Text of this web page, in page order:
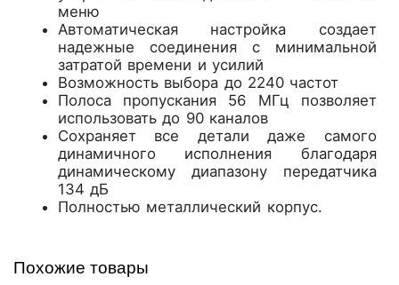
меню
Автоматическая настройка создает
надежные соединения с минимальной
затратой времени и усилий
Возможность выбора до 2240 частот
Полоса пропускания 56 МГц позволяет
использовать до 90 каналов
Сохраняет все детали даже самого
динамичного исполнения благодаря
динамическому диапазону передатчика
134 дБ
Полностью металлический корпус.
Похожие товары